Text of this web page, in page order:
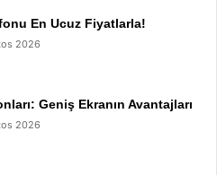
En Ucuz Fiyatlarla!
2026
Geniş Ekranın Avantajları
2026